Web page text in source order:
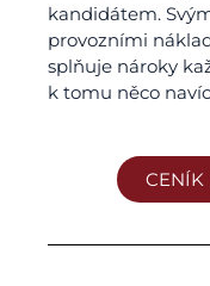
kandidátem.
provozními
splňuje nároky
k tomu něco
CENÍK